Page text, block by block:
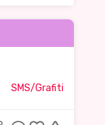
SMS/Grafiti